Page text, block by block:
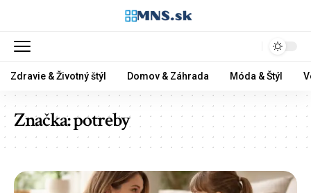
Zdravie & Životný štýl Domov & Záhrada Móda & Štýl
Značka:potreby